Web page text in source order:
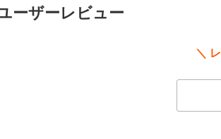
持ちの令嬢ヘイリー。二人はハイスクール入学直後に
ーザーレビュー
＼